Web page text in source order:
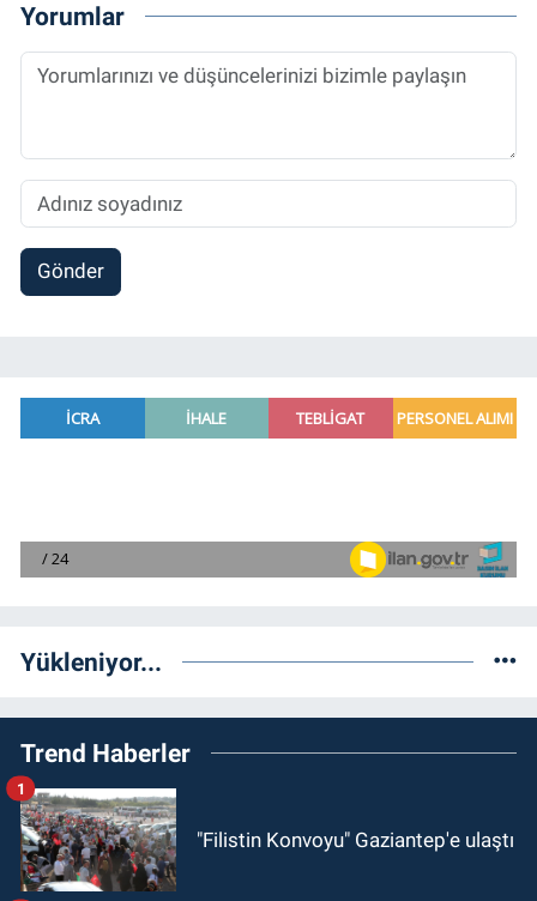
Yorumlar
Gönder
Yükleniyor...
Trend Haberler
"Filistin Konvoyu" Gaziantep'e ulaştı
1